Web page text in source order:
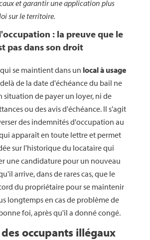
et garantir une application plus
sur le territoire.
: la preuve que le
pas dans son droit
se maintient dans un local à usage
de la date d'échéance du bail ne
situation de payer un loyer, ni de
ou des avis d'échéance. Il s'agit
des indemnités d'occupation au
apparaît en toute lettre et permet
sur l'historique du locataire qui
une candidature pour un nouveau
arrive, dans de rares cas, que le
du propriétaire pour se maintenir
longtemps en cas de problème de
foi, après qu'il a donné congé.
occupants illégaux